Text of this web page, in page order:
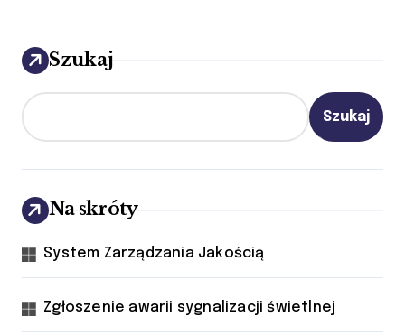
c
j
w
p
i
s
u
Szukaj
Szukaj
Na skróty
System Zarządzania Jakością
Zgłoszenie awarii sygnalizacji świetlnej